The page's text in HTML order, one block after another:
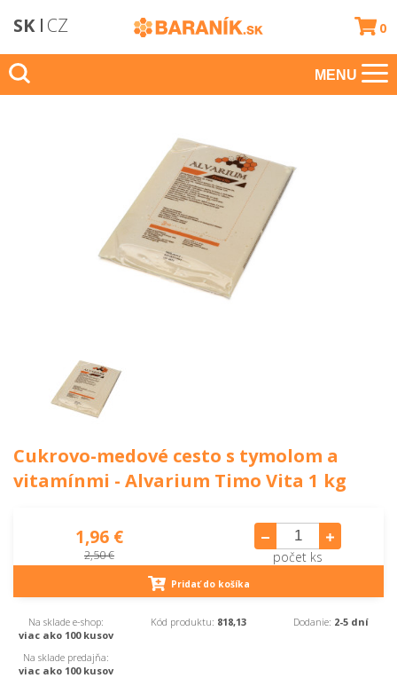
SK CZ 0
MENU
Cukrovo-medové cesto s tymolom a
vitamínmi - Alvarium Timo Vita 1 kg
1,96 €
2,50 € počet ks
Pridať do košíka
Na sklade e-shop:
viac ako 100 kusov
Na sklade predajňa:
viac ako 100 kusov
Kód produktu: 818,13 Dodanie: 2-5 dní